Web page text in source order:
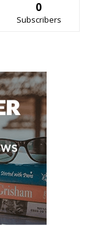
0
Subscribers